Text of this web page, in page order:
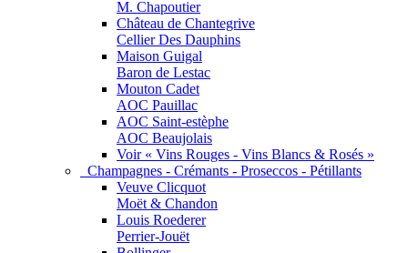
M. Chapoutier
Château de Chantegrive
Cellier Des Dauphins
Maison Guigal
Baron de Lestac
Mouton Cadet
AOC Pauillac
AOC Saint-estèphe
AOC Beaujolais
Voir « Vins Rouges - Vins Blancs & Rosés »
Champagnes - Crémants - Proseccos - Pétillants
Veuve Clicquot
Moët & Chandon
Louis Roederer
Perrier-Jouët